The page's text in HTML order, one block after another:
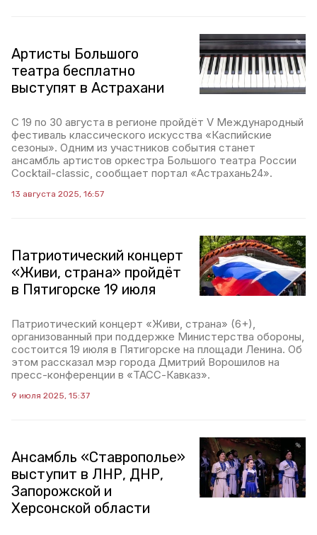
Артисты Большого
театра бесплатно
выступят в Астрахани
С 19 по 30 августа в регионе пройдёт V Международный
фестиваль классического искусства «Каспийские
сезоны». Одним из участников события станет
ансамбль артистов оркестра Большого театра России
Cocktail-classic, сообщает портал «Aстрахань24».
13 августа 2025, 16:57
Патриотический концерт
«Живи, страна» пройдёт
в Пятигорске 19 июля
Патриотический концерт «Живи, страна» (6+),
организованный при поддержке Министерства обороны,
состоится 19 июля в Пятигорске на площади Ленина. Об
этом рассказал мэр города Дмитрий Ворошилов на
пресс-конференции в «ТАСС-Кавказ».
9 июля 2025, 15:37
Ансамбль «Ставрополье»
выступит в ЛНР, ДНР,
Запорожской и
Херсонской области